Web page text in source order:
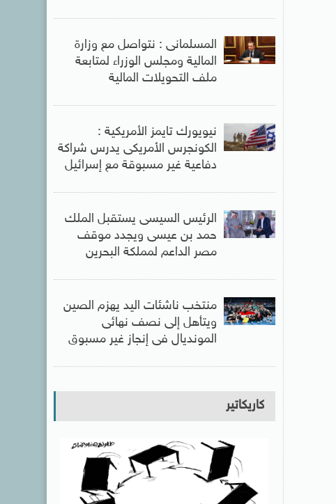
المسلمانى : نتواصل مع وزارة
المالية ومجلس الوزراء لمتابعة
ملف التحويلات المالية
نيويورك تايمز الأمريكية :
الكونجرس الأمريكى يدرس شراكة
دفاعية غير مسبوقة مع إسرائيل
الرئيس السيسى يستقبل الملك
حمد بن عيسى ويجدد موقف
مصر الداعم لمملكة البحرين
منتخب ناشئات اليد يهزم الصين
ويتأهل إلى نصف نهائى
المونديال فى إنجاز غير مسبوق
كاريكاتير